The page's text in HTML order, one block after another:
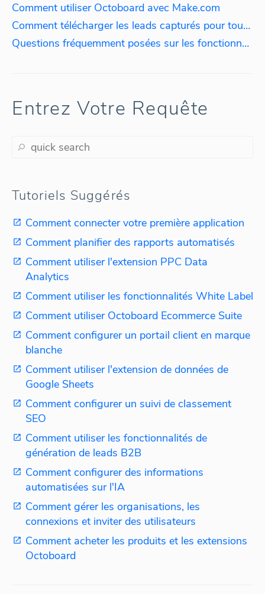
Comment utiliser Octoboard avec Make.com
Comment télécharger les leads capturés pour toutes les organisations ?
Questions fréquemment posées sur les fonctionnalités de génération de leads ?
Entrez Votre Requête
Tutoriels Suggérés
Comment connecter votre première application
Comment planifier des rapports automatisés
Comment utiliser l'extension PPC Data
Analytics
Comment utiliser les fonctionnalités White Label
Comment utiliser Octoboard Ecommerce Suite
Comment configurer un portail client en marque
blanche
Comment utiliser l'extension de données de
Google Sheets
Comment configurer un suivi de classement
SEO
Comment utiliser les fonctionnalités de
génération de leads B2B
Comment configurer des informations
automatisées sur l'IA
Comment gérer les organisations, les
connexions et inviter des utilisateurs
Comment acheter les produits et les extensions
Octoboard